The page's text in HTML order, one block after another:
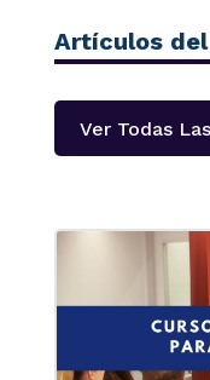
Artículos
Ver Todas